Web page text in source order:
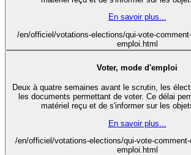
En savoir plus...
/en/officiel/votations-elections/qui-vote-
emploi.html
Voter, mode d'emploi
Deux à quatre semaines avant le scrutin, les
les documents permettant de voter. Ce délai
matériel reçu et de s'informer sur les
En savoir plus...
/en/officiel/votations-elections/qui-vote-
emploi.html